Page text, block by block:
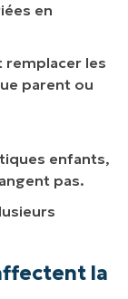
en
remplacer les
parent ou
enfants,
pas.
la